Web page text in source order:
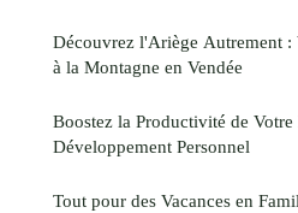
Découvrez l'Ariège Autrement :
à la Montagne en Vendée
Boostez la Productivité de Votre
Développement Personnel
Tout pour des Vacances en